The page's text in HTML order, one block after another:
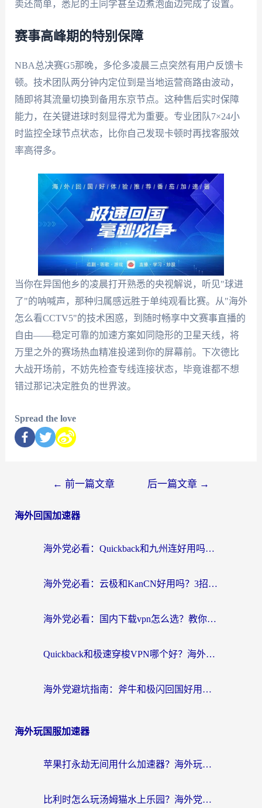
卖还简单，悉尼的王同学甚至边煮泡面边完成了设置。
赛事高峰期的特别保障
NBA总决赛G5那晚，多伦多凌晨三点突然有用户反馈卡
顿。技术团队两分钟内定位到是当地运营商路由波动，
随即将其流量切换到备用东京节点。这种售后实时保障
能力，在关键进球时刻显得尤为重要。专业团队7×24小
时监控全球节点状态，比你自己发现卡顿时再找客服效
率高得多。
当你在异国他乡的凌晨打开熟悉的央视解说，听见"球进
了"的呐喊声，那种归属感远胜于单纯观看比赛。从"海外
怎么看CCTV5"的技术困惑，到随时畅享中文赛事直播的
自由——稳定可靠的加速方案如同隐形的卫星天线，将
万里之外的赛场热血精准投递到你的屏幕前。下次德比
大战开场前，不妨先检查专线连接状态，毕竟谁都不想
错过那记决定胜负的世界波。
Spread the love
← 前一篇文章 后一篇文章 →
海外回国加速器
海外党必看：Quickback和九州连好用吗？3步选对回国加速器实现无缝刷国内资源
海外党必看：云极和KanCN好用吗？3招教你选对回国加速器（附免费VPN避坑指南）
海外党必看：国内下载vpn怎么选？教你无缝访问国内资源的实用指南
Quickback和极速穿梭VPN哪个好？海外党亲测3招选对回国加速器，看这篇就够了
海外党避坑指南：斧牛和极闪回国好用吗？选对加速器才能无缝刷剧玩游戏
海外玩国服加速器
苹果打永劫无间用什么加速器？海外玩家亲测有效的国服游戏加速指南
比利时怎么玩汤姆猫水上乐园？海外党国服游戏加速终极指南（附无畏契约食之契约解决办法）